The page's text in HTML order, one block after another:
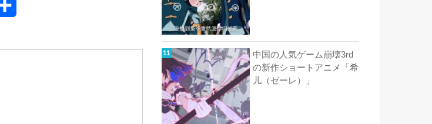
中国の人気ゲーム崩壊3rd
の新作ショートアニメ「希
儿（ゼーレ）」